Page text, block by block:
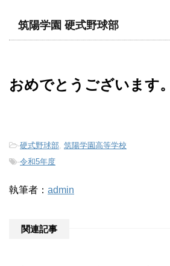
筑陽学園 硬式野球部
おめでとうございます。
-硬式野球部 筑陽学園高等学校
-令和5年度
執筆者： admin
関連記事